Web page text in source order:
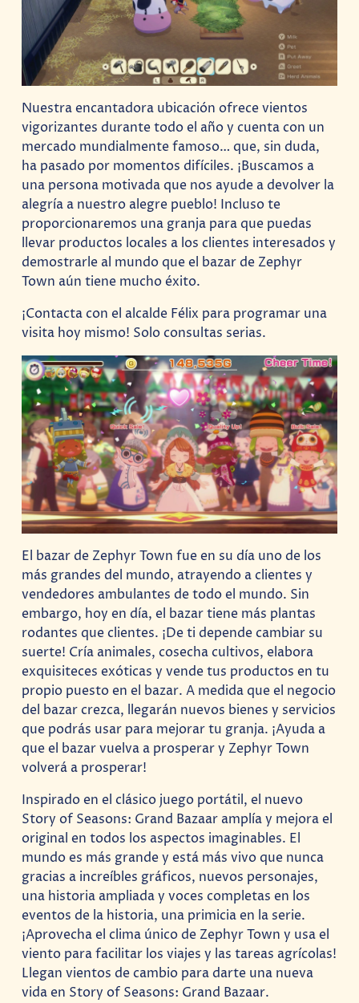
Nuestra encantadora ubicación ofrece vientos
vigorizantes durante todo el año y cuenta con un
mercado mundialmente famoso… que, sin duda,
ha pasado por momentos difíciles. ¡Buscamos a
una persona motivada que nos ayude a devolver la
alegría a nuestro alegre pueblo! Incluso te
proporcionaremos una granja para que puedas
llevar productos locales a los clientes interesados ​​y
demostrarle al mundo que el bazar de Zephyr
Town aún tiene mucho éxito.
¡Contacta con el alcalde Félix para programar una
visita hoy mismo! Solo consultas serias.
El bazar de Zephyr Town fue en su día uno de los
más grandes del mundo, atrayendo a clientes y
vendedores ambulantes de todo el mundo. Sin
embargo, hoy en día, el bazar tiene más plantas
rodantes que clientes. ¡De ti depende cambiar su
suerte! Cría animales, cosecha cultivos, elabora
exquisiteces exóticas y vende tus productos en tu
propio puesto en el bazar. A medida que el negocio
del bazar crezca, llegarán nuevos bienes y servicios
que podrás usar para mejorar tu granja. ¡Ayuda a
que el bazar vuelva a prosperar y Zephyr Town
volverá a prosperar!
Inspirado en el clásico juego portátil, el nuevo
Story of Seasons: Grand Bazaar amplía y mejora el
original en todos los aspectos imaginables. El
mundo es más grande y está más vivo que nunca
gracias a increíbles gráficos, nuevos personajes,
una historia ampliada y voces completas en los
eventos de la historia, una primicia en la serie.
¡Aprovecha el clima único de Zephyr Town y usa el
viento para facilitar los viajes y las tareas agrícolas!
Llegan vientos de cambio para darte una nueva
vida en Story of Seasons: Grand Bazaar.